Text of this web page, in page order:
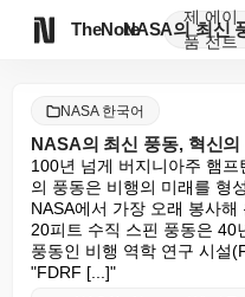
TheNote
제
품
에이
전트
NASA 한국어
NASA의 최신 풍동, 혁신
100년 넘게 버지니아주 햄프
의 풍동은 비행의 미래를 형
NASA에서 가장 오래 봉사
20피트 수직 스핀 풍동은 40
풍동인 비행 역학 연구 시설
"FDRF [...]"